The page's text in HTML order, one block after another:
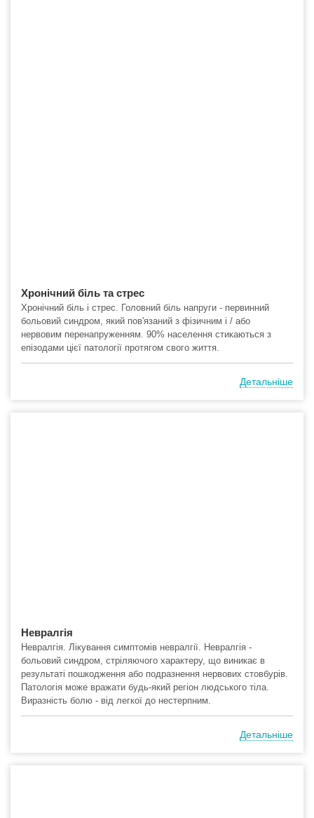
Хронічний біль та стрес
Хронічний біль і стрес. Головний біль напруги - первинний
больовий синдром, який пов'язаний з фізичним і / або
нервовим перенапруженням. 90% населення стикаються з
епізодами цієї патології протягом свого життя.
Детальніше
Невралгія
Невралгія. Лікування симптомів невралгії. Невралгія -
больовий синдром, стріляючого характеру, що виникає в
результаті пошкодження або подразнення нервових стовбурів.
Патологія може вражати будь-який регіон людського тіла.
Виразність болю - від легкої до нестерпним.
Детальніше